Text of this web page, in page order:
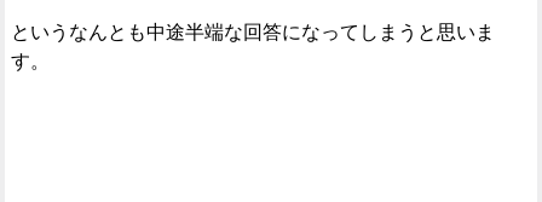
というなんとも中途半端な回答になってしまうと思いま
す。